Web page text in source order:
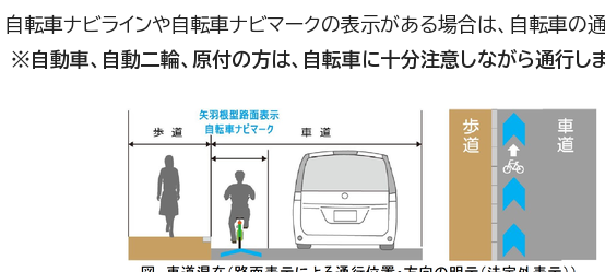
自転車ナビラインや自転車ナビマークの表示がある場合は、自転車の通
※自動車、自動二輪、原付の方は、自転車に十分注意しながら通行しま